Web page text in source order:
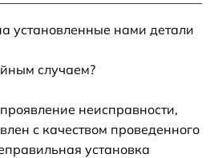
установленные нами детали
случаем?
неисправности,
с качеством проведенного
установка